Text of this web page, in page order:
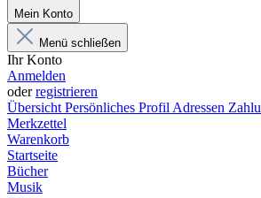
Mein Konto
Menü schließen
Ihr Konto
Anmelden
oderregistrieren
Übersicht Persönliches Profil Adressen
Merkzettel
Warenkorb
Startseite
Bücher
Musik